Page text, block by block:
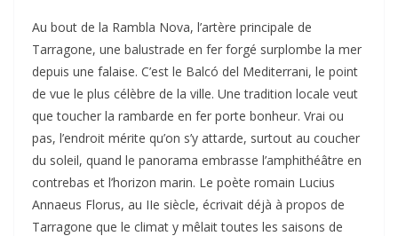
Au bout de la Rambla Nova, l’artère principale de
Tarragone, une balustrade en fer forgé surplombe la mer
depuis une falaise. C’est le Balcó del Mediterrani, le point
de vue le plus célèbre de la ville. Une tradition locale veut
que toucher la rambarde en fer porte bonheur. Vrai ou
pas, l’endroit mérite qu’on s’y attarde, surtout au coucher
du soleil, quand le panorama embrasse l’amphithéâtre en
contrebas et l’horizon marin. Le poète romain Lucius
Annaeus Florus, au IIe siècle, écrivait déjà à propos de
Tarragone que le climat y mêlait toutes les saisons de